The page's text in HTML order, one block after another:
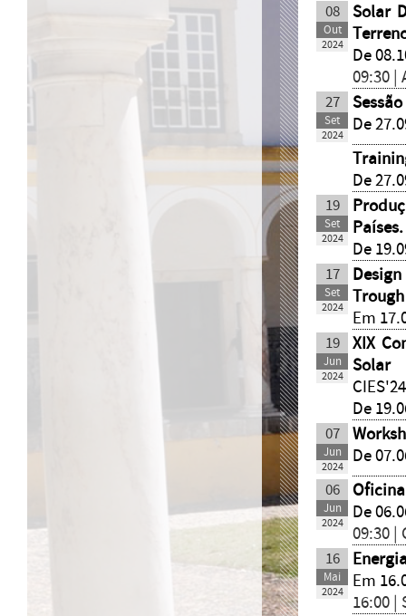
08
Out
2024
Solar
De
09:30 |
27
Set
2024
De
De
19
Set
2024
De
17
Set
2024
Em
19
Jun
2024
XIX
Solar
CIES'24
De
07
Jun
2024
De
06
Jun
2024
De
09:30 |
16
Mai
2024
Em
16:00 |